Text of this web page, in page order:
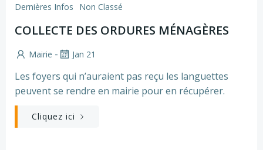
Dernières Infos Non Classé
COLLECTE DES ORDURES MÉNAGÈRES
Mairie - Jan 21
Les foyers qui n’auraient pas reçu les languettes
peuvent se rendre en mairie pour en récupérer.
Cliquez ici